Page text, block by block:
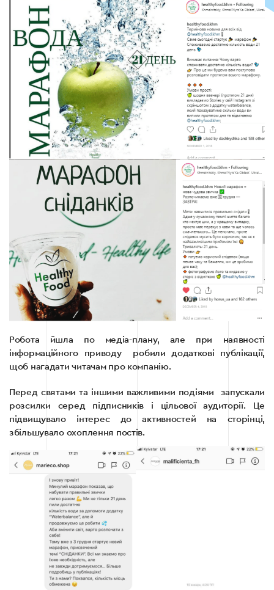
Робота йшла по медіа-плану, але при наявності
інформаційного приводу робили додаткові публікації,
щоб нагадати читачам про компанію.
Перед святами та іншими важливими подіями запускали
розсилки серед підписників і цільової аудиторії. Це
підвищувало інтерес до активностей на сторінці,
збільшувало охоплення постів.